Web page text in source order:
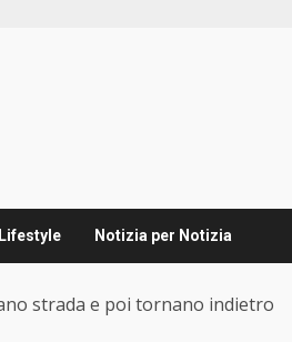
Lifestyle Notizia per Notizia
strada e poi tornano indietro